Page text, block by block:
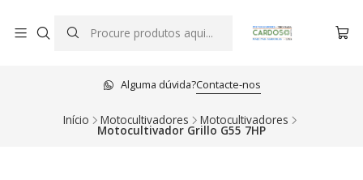
Alguma dúvida?Contacte-nos
Início Motocultivadores Motocultivadores
Motocultivador Grillo G55 7HP